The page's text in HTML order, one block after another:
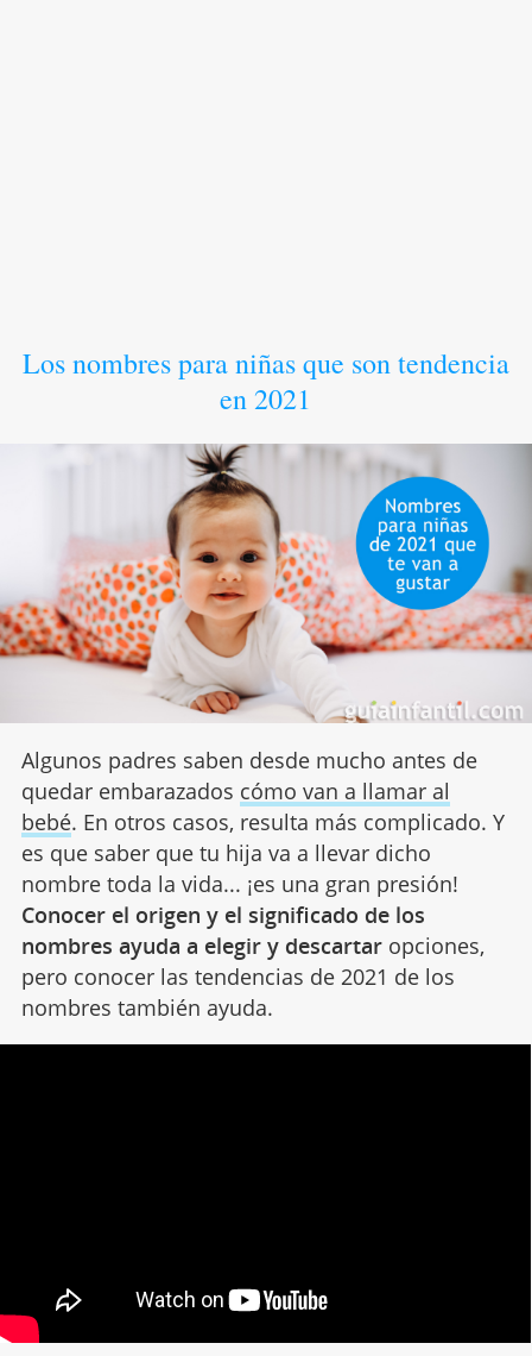
Los nombres para niñas que son tendencia
en 2021
Algunos padres saben desde mucho antes de
quedar embarazados cómo van a llamar al
bebé. En otros casos, resulta más complicado. Y
es que saber que tu hija va a llevar dicho
nombre toda la vida... ¡es una gran presión!
Conocer el origen y el significado de los
nombres ayuda a elegir y descartaropciones,
pero conocer las tendencias de 2021 de los
nombres también ayuda.